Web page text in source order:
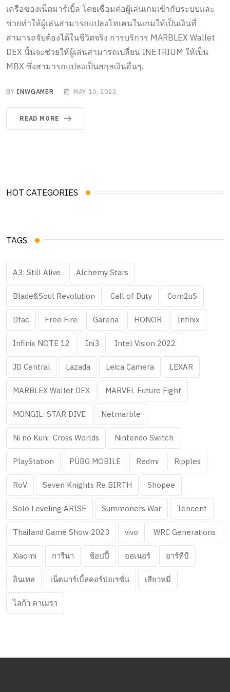
เครือของเน็ตมาร์เบิ้ล โดยเชื่อมต่อผู้เล่นเกมเข้ากับระบบและ
ช่วยทำให้ผู้เล่นสามารถแปลงโทเคนในเกมให้เป็นเงินที่
สามารถจับต้องได้ในชีวิตจริง การบริการ MARBLEX Wallet
DEX นั้นจะช่วยให้ผู้เล่นสามารถเปลี่ยน INETRIUM ให้เป็น
MBX ซึ่งสามารถแปลงเป็นสกุลเงินอื่นๆ.
BY INWGAMER MAY 10, 2022
READ MORE
HOT CATEGORIES
TAGS
A3: Still Alive Alchemy Stars
Blade&Soul Revolution Call of Duty Com2uS
Dtac Free Fire Garena HONOR Infinix
Infinix NOTE 12 Ini3 Intel Vision 2022
JD Central Lazada Leica Camera LEXAR
MARBLEX Wallet DEX MARVEL Future Fight
MONGIL: STAR DIVE Netmarble
Ni no Kuni: Cross Worlds Nintendo Switch
PlayStation PUBG MOBILE Redmi Ripples
RoV Seven Knights Re:BIRTH Shopee
Solo Leveling:ARISE Summoners War Tencent
Thailand Game Show 2023 vivo WRC Generations
Xiaomi การีนา ช้อปปี้ ออเนอร์ อาร์ทีบี
อินเทล เน็ตมาร์เบิ้ลคอร์ปอเรชั่น เสียวหมี่
ไลก้า คาเมรา